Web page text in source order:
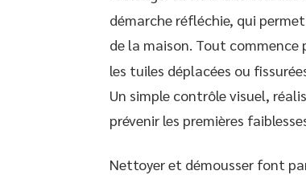
démarche réfléchie, qui
de la maison. Tout commence
les tuiles déplacées ou
Un simple contrôle visuel,
prévenir les premières
Nettoyer et démousser font